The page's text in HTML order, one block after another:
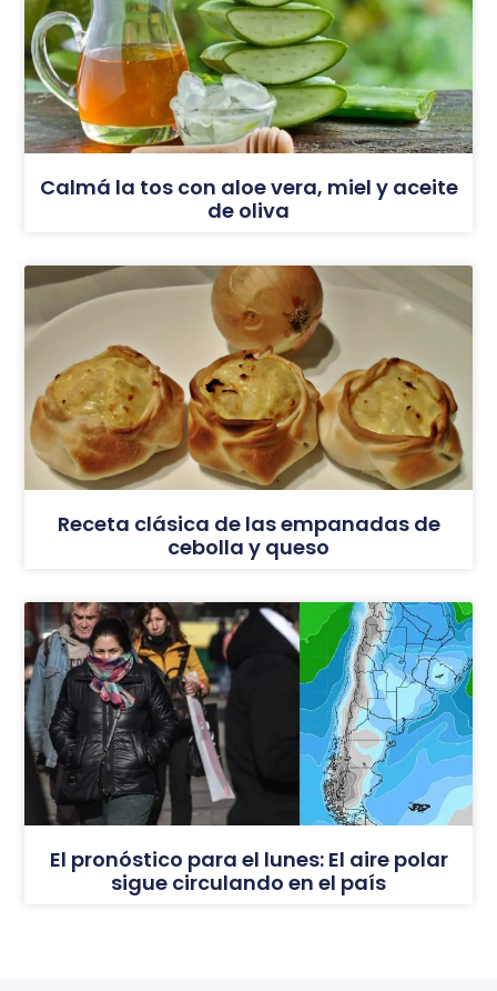
Calmá la tos con aloe vera, miel y aceite
de oliva
Receta clásica de las empanadas de
cebolla y queso
El pronóstico para el lunes: El aire polar
sigue circulando en el país